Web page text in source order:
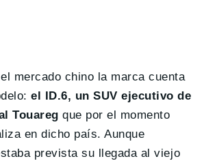
mercado chino la marca cuenta
el ID.6, un SUV ejecutivo de
Touareg que por el momento
en dicho país. Aunque
prevista su llegada al viejo